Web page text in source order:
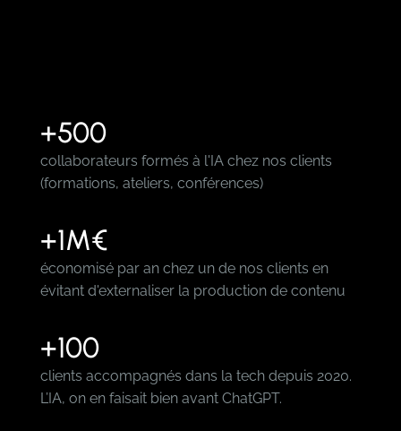
+500
collaborateurs formés à l'IA chez nos clients
(formations, ateliers, conférences)
+1M€
économisé par an chez un de nos clients en
évitant d'externaliser la production de contenu
+100
clients accompagnés dans la tech depuis 2020.
L’IA, on en faisait bien avant ChatGPT.